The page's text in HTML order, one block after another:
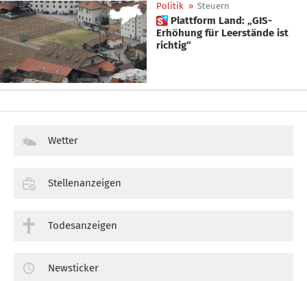
Politik » Steuern
 Plattform Land: „GIS-
Erhöhung für Leerstände ist
richtig“
Wetter
Stellenanzeigen
Todesanzeigen
Newsticker